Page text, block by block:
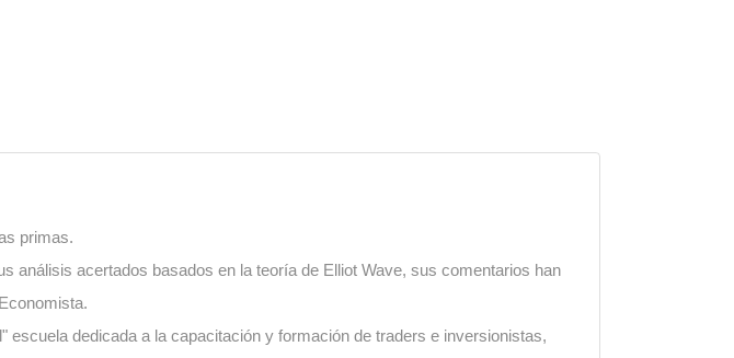
primas.
análisis acertados basados en la teoría de Elliot Wave, sus comentarios han
escuela dedicada a la capacitación y formación de traders e inversionistas,